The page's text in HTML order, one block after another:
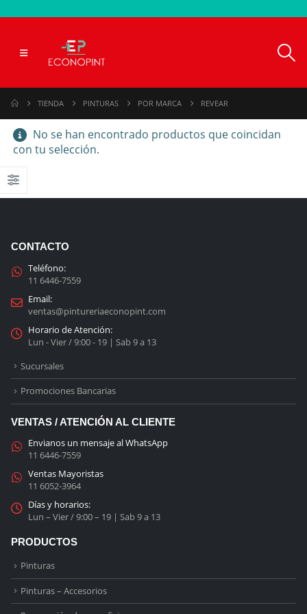
TIENDA PINTURAS POR MARCA REVEAR
No se han encontrado productos que coincidan
con tu selección.
CONTACTO
Teléfono:
11 6446-7559
Email:
ventas@pintureriaeconopint.com
Horario de Atención:
Lun - Vier / 9:00 - 19 | Sab 9 a 13
Sucursales
Promociones Bancarias
VENTAS / ATENCIÓN AL CLIENTE
Envianos un mensaje al WhatsApp
11 6446-7559
Ventas Mayoristas
11 6052-3964
Días y horarios:
Lun – Vier / 9:00 – 19 | Sab 9 a 13
PRODUCTOS
Pinturas
Pinturas – Accesorios